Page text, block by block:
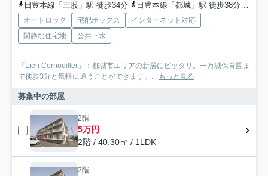
日豊本線「三股」駅 徒歩34分
日豊本線「都城」駅 徒歩38分
オートロック 宅配ボックス
インターネット対応
閑静な住宅地
公共下水
「Lien Cornouiller」：都城市エリアの新居にピッタリ。一万城保育園ま
で徒歩3分と気軽に通うことができます。... もっと見る
募集中の部屋
2階
5万円
2階 / 40.30㎡ / 1LDK
2階